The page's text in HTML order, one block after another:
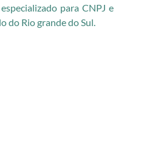
para CNPJ e
do Rio grande do Sul.